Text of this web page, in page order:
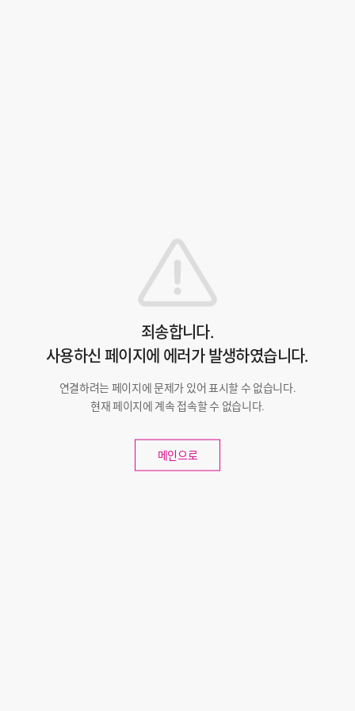
죄송합니다.
사용하신 페이지에 에러가 발생하였습니다.
연결하려는 페이지에 문제가 있어 표시할 수 없습니다.
현재 페이지에 계속 접속할 수 없습니다.
메인으로